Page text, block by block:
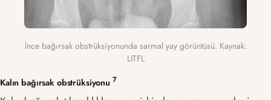
İnce bağırsak obstrüksiyonunda sarmal yay görüntüsü. Kaynak:
LITFL
Kalın bağırsak obstrüksiyonu ​7​